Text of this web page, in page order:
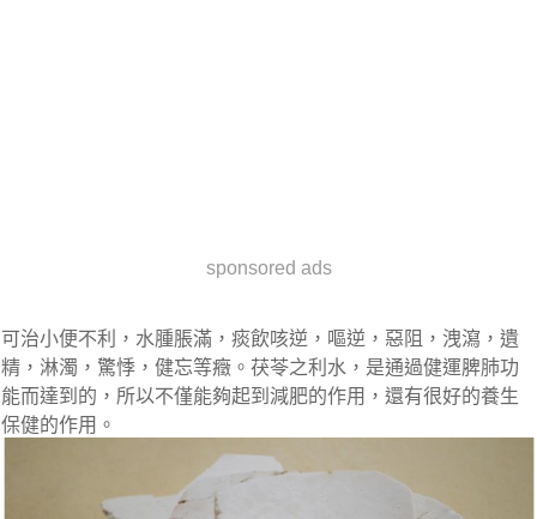
sponsored ads
可治小便不利，水腫脹滿，痰飲咳逆，嘔逆，惡阻，洩瀉，遺
精，淋濁，驚悸，健忘等癥。茯苓之利水，是通過健運脾肺功
能而達到的，所以不僅能夠起到減肥的作用，還有很好的養生
保健的作用。